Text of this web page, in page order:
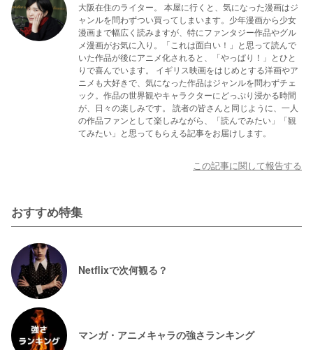
大阪在住のライター。 本屋に行くと、気になった漫画はジ
ャンルを問わずつい買ってしまいます。少年漫画から少女
漫画まで幅広く読みますが、特にファンタジー作品やグル
メ漫画がお気に入り。「これは面白い！」と思って読んで
いた作品が後にアニメ化されると、「やっぱり！」とひと
りで喜んでいます。 イギリス映画をはじめとする洋画やア
ニメも大好きで、気になった作品はジャンルを問わずチェ
ック。作品の世界観やキャラクターにどっぷり浸かる時間
が、日々の楽しみです。 読者の皆さんと同じように、一人
の作品ファンとして楽しみながら、「読んでみたい」「観
てみたい」と思ってもらえる記事をお届けします。
この記事に関して報告する
おすすめ特集
Netflixで次何観る？
マンガ・アニメキャラの強さランキング